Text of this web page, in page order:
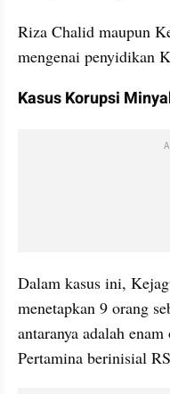
Riza Chalid maupun
mengenai penyidikan
Kasus Korupsi
Dalam kasus ini,
menetapkan 9 orang
antaranya adalah
Pertamina berinisial